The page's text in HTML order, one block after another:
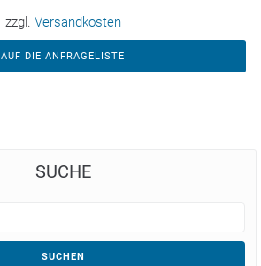
zzgl. Versandkosten
AUF DIE ANFRAGELISTE
SUCHE
SUCHEN